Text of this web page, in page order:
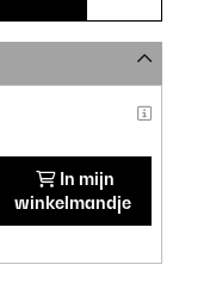
In mijn
winkelmandje